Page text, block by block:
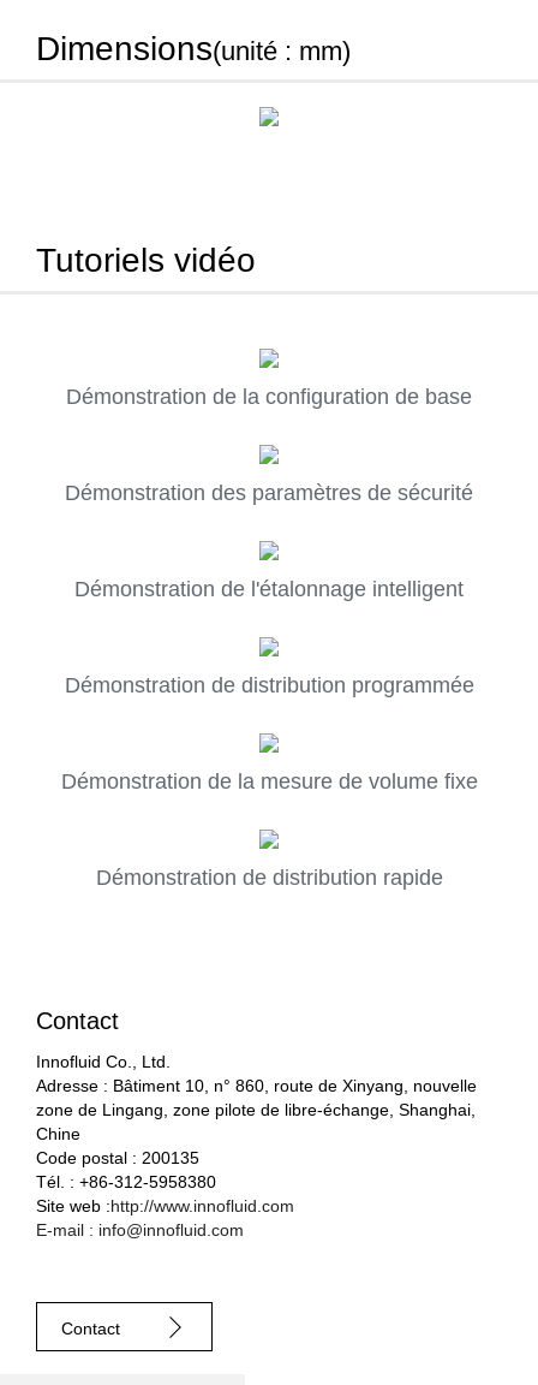
Dimensions(unité : mm)
Tutoriels vidéo
Démonstration de la configuration de base
Démonstration des paramètres de sécurité
Démonstration de l'étalonnage intelligent
Démonstration de distribution programmée
Démonstration de la mesure de volume fixe
Démonstration de distribution rapide
Contact
Innofluid Co., Ltd.
Adresse : Bâtiment 10, n° 860, route de Xinyang, nouvelle
zone de Lingang, zone pilote de libre-échange, Shanghai,
Chine
Code postal : 200135
Tél. : +86-312-5958380
Site web :http://www.innofluid.com
E-mail : info@innofluid.com
Contact